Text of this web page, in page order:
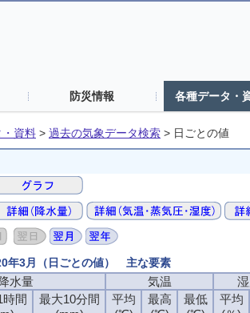
防災情報 各種データ・
資料 > 過去の気象データ検索 > 日ごとの値
年3月（日ごとの値） 主な要素
水量 気温
時間
最大10分間
平均
最高
最低
平均